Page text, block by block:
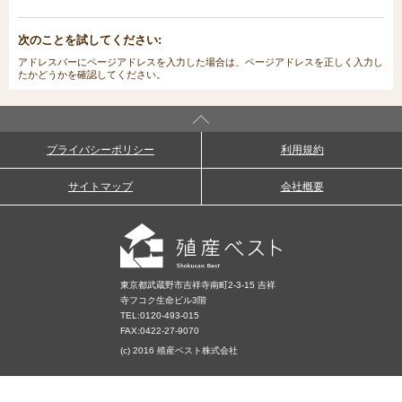
次のことを試してください:
アドレスバーにページアドレスを入力した場合は、ページアドレスを正しく入力し
たかどうかを確認してください。
プライバシーポリシー 利用規約
サイトマップ 会社概要
東京都武蔵野市吉祥寺南町2-3-15 吉祥
寺フコク生命ビル3階
TEL:0120-493-015
FAX:0422-27-9070
(c) 2016 殖産ベスト株式会社